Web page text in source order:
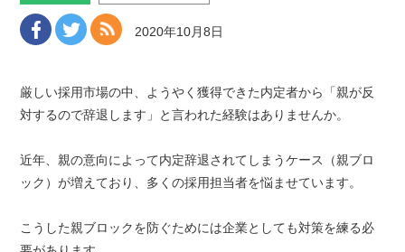
2020年10月8日
厳しい採用市場の中、ようやく獲得できた内定者から「親が反
対するので辞退します」と言われた経験はありませんか。
近年、親の意向によって内定辞退されてしまうケース（親ブロ
ック）が増えており、多くの採用担当者を悩ませています。
こうした親ブロックを防ぐためには企業としても対策を練る必